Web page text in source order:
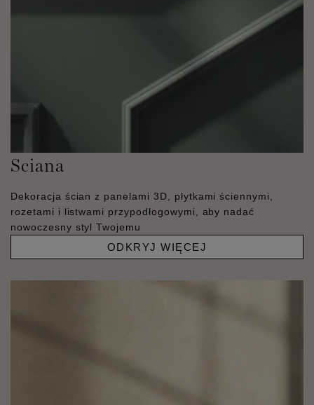
Sciana
Dekoracja ścian z panelami 3D, płytkami ściennymi,
rozetami i listwami przypodłogowymi, aby nadać
nowoczesny styl Twojemu
ODKRYJ WIĘCEJ